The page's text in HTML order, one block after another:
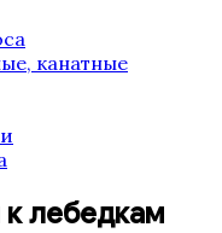
канатные
лебедкам